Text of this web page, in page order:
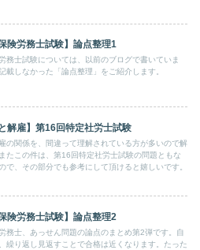
険労務士試験】論点整理1
務士試験については、以前のブログで書いていま
載しなかった「論点整理」をご紹介します。
解雇】第16回特定社労士試験
の関係を、間違って理解されている方が多いので解
たこの件は、第16回特定社労士試験の問題ともな
で、その部分でも参考にして頂けると嬉しいです。
険労務士試験】論点整理2
務士、あっせん問題の論点のまとめ第2弾です。自
繰り返し見返すことで合格は近くなります。たった